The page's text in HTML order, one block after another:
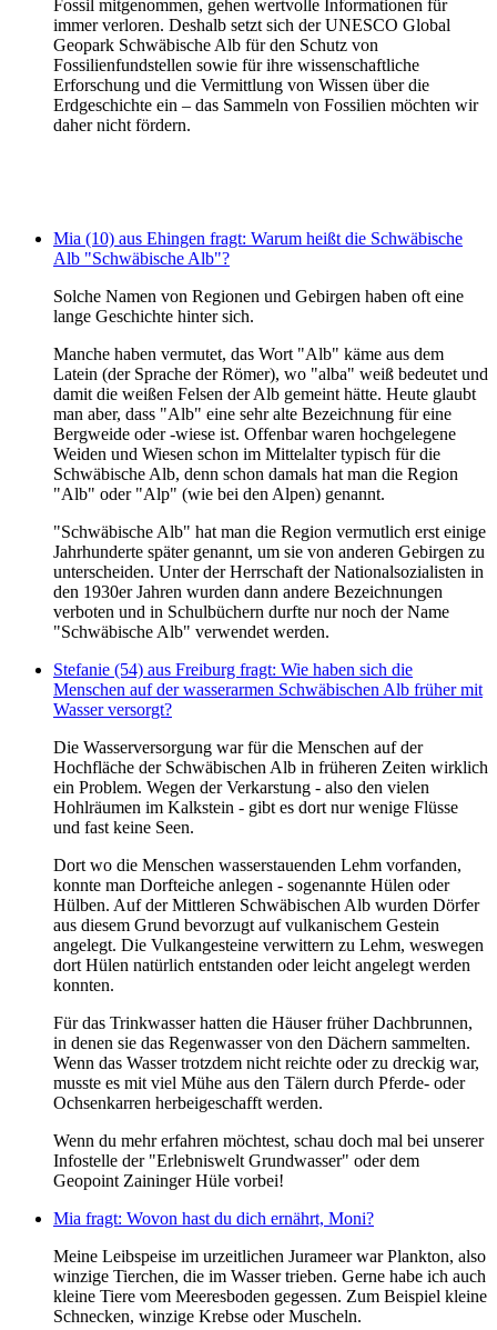
Fossil mitgenommen, gehen wertvolle Informationen für
immer verloren. Deshalb setzt sich der UNESCO Global
Geopark Schwäbische Alb für den Schutz von
Fossilienfundstellen sowie für ihre wissenschaftliche
Erforschung und die Vermittlung von Wissen über die
Erdgeschichte ein – das Sammeln von Fossilien möchten wir
daher nicht fördern.
Mia (10) aus Ehingen fragt: Warum heißt die Schwäbische
Alb "Schwäbische Alb"?
Solche Namen von Regionen und Gebirgen haben oft eine
lange Geschichte hinter sich.
Manche haben vermutet, das Wort "Alb" käme aus dem
Latein (der Sprache der Römer), wo "alba" weiß bedeutet und
damit die weißen Felsen der Alb gemeint hätte. Heute glaubt
man aber, dass "Alb" eine sehr alte Bezeichnung für eine
Bergweide oder -wiese ist. Offenbar waren hochgelegene
Weiden und Wiesen schon im Mittelalter typisch für die
Schwäbische Alb, denn schon damals hat man die Region
"Alb" oder "Alp" (wie bei den Alpen) genannt.
"Schwäbische Alb" hat man die Region vermutlich erst einige
Jahrhunderte später genannt, um sie von anderen Gebirgen zu
unterscheiden. Unter der Herrschaft der Nationalsozialisten in
den 1930er Jahren wurden dann andere Bezeichnungen
verboten und in Schulbüchern durfte nur noch der Name
"Schwäbische Alb" verwendet werden.
Stefanie (54) aus Freiburg fragt: Wie haben sich die
Menschen auf der wasserarmen Schwäbischen Alb früher mit
Wasser versorgt?
Die Wasserversorgung war für die Menschen auf der
Hochfläche der Schwäbischen Alb in früheren Zeiten wirklich
ein Problem. Wegen der Verkarstung - also den vielen
Hohlräumen im Kalkstein - gibt es dort nur wenige Flüsse
und fast keine Seen.
Dort wo die Menschen wasserstauenden Lehm vorfanden,
konnte man Dorfteiche anlegen - sogenannte Hülen oder
Hülben. Auf der Mittleren Schwäbischen Alb wurden Dörfer
aus diesem Grund bevorzugt auf vulkanischem Gestein
angelegt. Die Vulkangesteine verwittern zu Lehm, weswegen
dort Hülen natürlich entstanden oder leicht angelegt werden
konnten.
Für das Trinkwasser hatten die Häuser früher Dachbrunnen,
in denen sie das Regenwasser von den Dächern sammelten.
Wenn das Wasser trotzdem nicht reichte oder zu dreckig war,
musste es mit viel Mühe aus den Tälern durch Pferde- oder
Ochsenkarren herbeigeschafft werden.
Wenn du mehr erfahren möchtest, schau doch mal bei unserer
Infostelle der "Erlebniswelt Grundwasser" oder dem
Geopoint Zaininger Hüle vorbei!
Mia fragt: Wovon hast du dich ernährt, Moni?
Meine Leibspeise im urzeitlichen Jurameer war Plankton, also
winzige Tierchen, die im Wasser trieben. Gerne habe ich auch
kleine Tiere vom Meeresboden gegessen. Zum Beispiel kleine
Schnecken, winzige Krebse oder Muscheln.